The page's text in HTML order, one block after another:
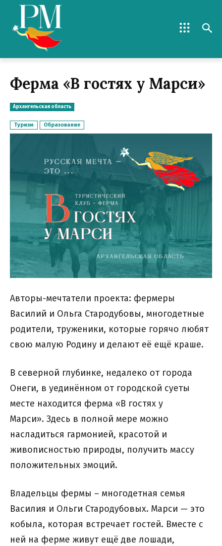
Ферма «В гостях у Марси»
Архангельская область
Туризм Образование
Авторы-мечтатели проекта: фермеры
Василий и Ольга Стародубовы, многодетные
родители, труженики, которые горячо любят
свою малую Родину и делают её ещё краше.
В северной глубинке, недалеко от города
Онеги, в уединённом от городской суеты
месте находится ферма «В гостях у
Марси». Здесь в полной мере можно
насладиться гармонией, красотой и
живописностью природы, получить массу
положительных эмоций.
Владельцы фермы – многодетная семья
Василия и Ольги Стародубовых. Марси — это
кобыла, которая встречает гостей. Вместе с
ней на ферме живут ещё две лошади,